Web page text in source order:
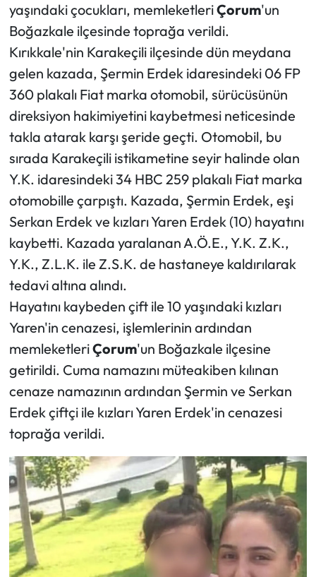
yaşındaki çocukları, memleketleriÇorum'un
Boğazkale ilçesinde toprağa verildi.
Kırıkkale'nin Karakeçili ilçesinde dün meydana
gelen kazada, Şermin Erdek idaresindeki 06 FP
360 plakalı Fiat marka otomobil, sürücüsünün
direksiyon hakimiyetini kaybetmesi neticesinde
takla atarak karşı şeride geçti. Otomobil, bu
sırada Karakeçili istikametine seyir halinde olan
Y.K. idaresindeki 34 HBC 259 plakalı Fiat marka
otomobille çarpıştı. Kazada, Şermin Erdek, eşi
Serkan Erdek ve kızları Yaren Erdek (10) hayatını
kaybetti. Kazada yaralanan A.Ö.E., Y.K. Z.K.,
Y.K., Z.L.K. ile Z.S.K. de hastaneye kaldırılarak
tedavi altına alındı.
Hayatını kaybeden çift ile 10 yaşındaki kızları
Yaren'in cenazesi, işlemlerinin ardından
memleketleriÇorum'un Boğazkale ilçesine
getirildi. Cuma namazını müteakiben kılınan
cenaze namazının ardından Şermin ve Serkan
Erdek çiftçi ile kızları Yaren Erdek'in cenazesi
toprağa verildi.
Ortaköy Haberleri
Osmancık Haberleri
Otomotiv
Resmi İlan
Resmi Reklam
Sağlık
Siyaset
Spor
Sungurlu Haberleri
Turizm
Uğurludağ Haberleri
Yaşam
Yayla Haber
Yemek Tarifleri
Yerel Haberler